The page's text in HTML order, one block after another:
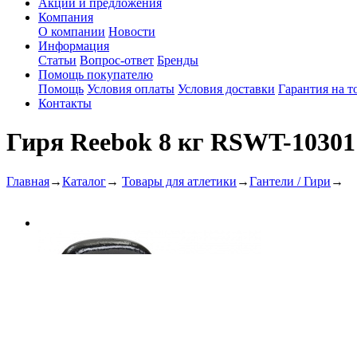
Акции и предложения
Компания
О компании Новости
Информация
Статьи Вопрос-ответ Бренды
Помощь покупателю
Помощь Условия оплаты Условия доставки Гарантия на
Контакты
Гиря Reebok 8 кг RSWT-10301
Главная→Каталог→ Товары для атлетики →Гантели / Гири →